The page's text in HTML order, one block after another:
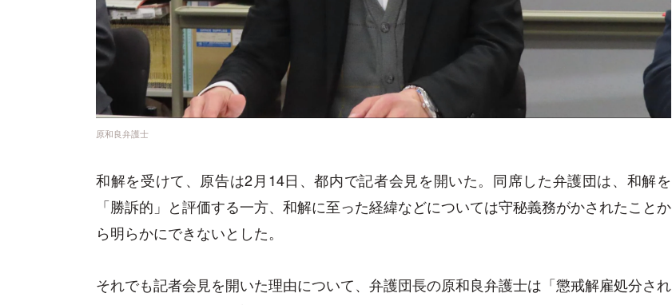
原和良弁護士
和解を受けて、原告は2月14日、都内で記者会見を開いた。同席した弁護団は、和解を
「勝訴的」と評価する一方、和解に至った経緯などについては守秘義務がかされたことか
ら明らかにできないとした。
それでも記者会見を開いた理由について、弁護団長の原和良弁護士は「懲戒解雇処分され